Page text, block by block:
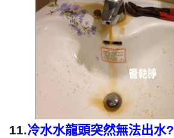
越來越濃源源不絕，最後噴出棕
般，如下圖及影片，一個小時後
了，邱先生能正常洗澡洗碗了!!
老化，會產生鐵鏽跟泥沙堆積，
啡色，地下水含有
11.冷水水龍頭突然無法出水